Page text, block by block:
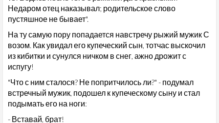
Недаром отец наказывал; родительское слово
пустяшное не бывает".
На ту самую пору попадается навстречу рыжий мужик С
возом. Как увидал его купеческий сын, тотчас выскочил
из кибитки и сунулся ничком в снег, ажно дрожит с
испугу!
"Что с ним сталося? Не попритчилось ли?" - подумал
встречный мужик, подошел к купеческому сыну и стал
подымать его на ноги:
- Вставай, брат!